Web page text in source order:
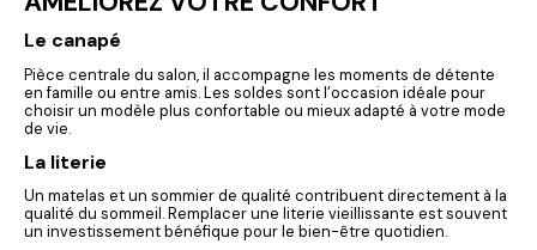
Le canapé
Pièce centrale du salon, il accompagne les moments de détente
en famille ou entre amis. Les soldes sont l’occasion idéale pour
choisir un modèle plus confortable ou mieux adapté à votre mode
de vie.
La literie
Un matelas et un sommier de qualité contribuent directement à la
qualité du sommeil. Remplacer une literie vieillissante est souvent
un investissement bénéfique pour le bien-être quotidien.